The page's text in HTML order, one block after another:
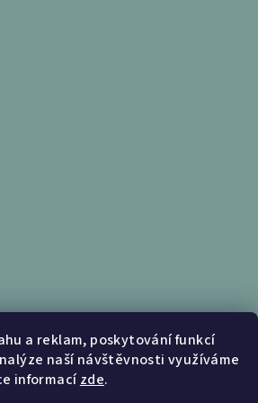
a reklam, poskytování funkcí
naší návštěvnosti využíváme
informacízde.